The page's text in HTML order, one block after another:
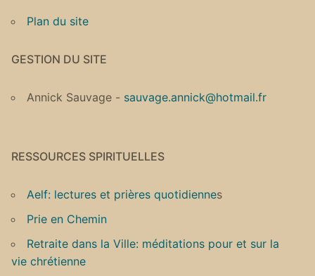
Plan du site
GESTION DU SITE
Annick Sauvage - sauvage.annick@hotmail.fr
RESSOURCES SPIRITUELLES
Aelf: lectures et prières quotidiennes
Prie en Chemin
Retraite dans la Ville: méditations pour et sur la
vie chrétienne